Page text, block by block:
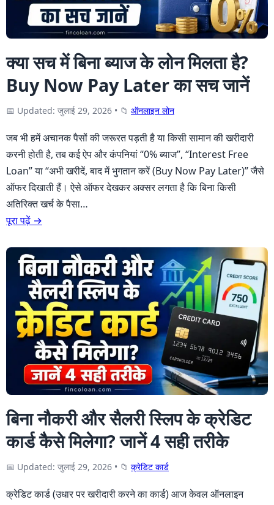
क्या सच में बिना ब्याज के लोन मिलता है?
Buy Now Pay Later का सच जानें
📅 Updated: जुलाई 29, 2026 • 📁 ऑनलाइन लोन
जब भी हमें अचानक पैसों की जरूरत पड़ती है या किसी सामान की खरीदारी
करनी होती है, तब कई ऐप और कंपनियां “0% ब्याज”, “Interest Free
Loan” या “अभी खरीदें, बाद में भुगतान करें (Buy Now Pay Later)” जैसे
ऑफर दिखाती हैं। ऐसे ऑफर देखकर अक्सर लगता है कि बिना किसी
अतिरिक्त खर्च के पैसा…
पूरा पढ़ें →
बिना नौकरी और सैलरी स्लिप के क्रेडिट
कार्ड कैसे मिलेगा? जानें 4 सही तरीके
📅 Updated: जुलाई 29, 2026 • 📁 क्रेडिट कार्ड
क्रेडिट कार्ड (उधार पर खरीदारी करने का कार्ड) आज केवल ऑनलाइन